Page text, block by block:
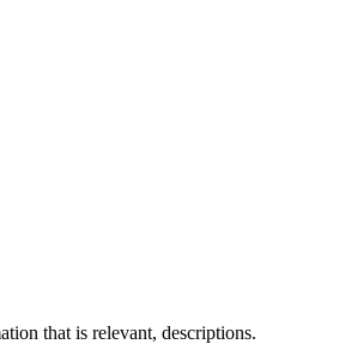
that is relevant, descriptions.